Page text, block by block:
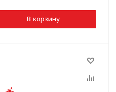
В корзину